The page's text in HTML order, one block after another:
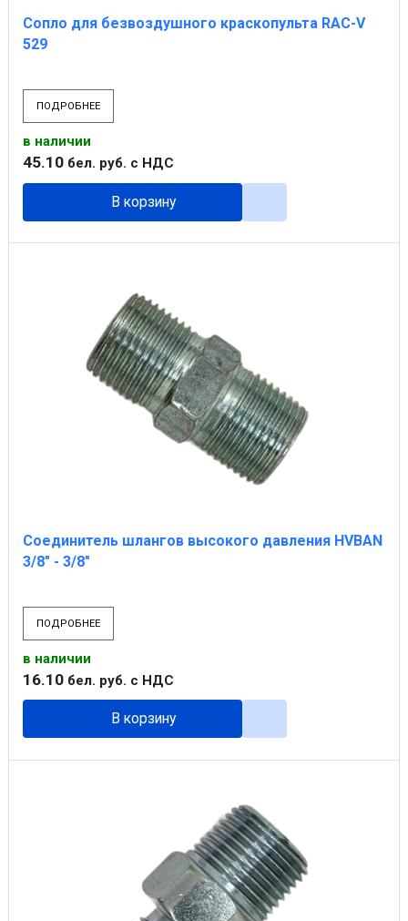
Сопло для безвоздушного краскопульта RAC-V
529
ПОДРОБНЕЕ
в наличии
45.10 бел. руб. с НДС
В корзину
Соединитель шлангов высокого давления HVBAN
3/8" - 3/8"
ПОДРОБНЕЕ
в наличии
16.10 бел. руб. с НДС
В корзину